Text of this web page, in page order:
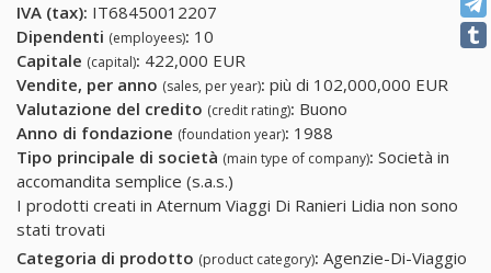
IVA (tax): IT68450012207
Dipendenti (employees): 10
Capitale (capital): 422,000 EUR
Vendite, per anno (sales, per year): più di 102,000,000 EUR
Valutazione del credito (credit rating): Buono
Anno di fondazione (foundation year): 1988
Tipo principale di società (main type of company): Società in
accomandita semplice (s.a.s.)
I prodotti creati in Aternum Viaggi Di Ranieri Lidia non sono
stati trovati
Categoria di prodotto (product category): Agenzie-Di-Viaggio